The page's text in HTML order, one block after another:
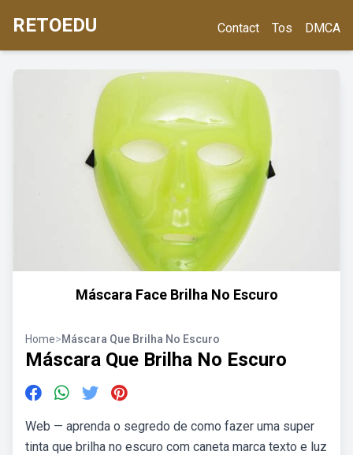
RETOEDU Contact Tos DMCA
Máscara Face Brilha No Escuro
Home>Máscara Que Brilha No Escuro
Máscara Que Brilha No Escuro
Web — aprenda o segredo de como fazer uma super
tinta que brilha no escuro com caneta marca texto e luz